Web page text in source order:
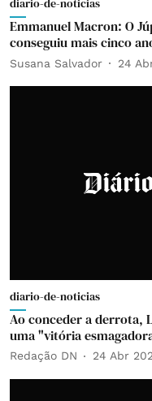
diario-de-noticias
Emmanuel Macron: O
conseguiu mais cinco
Susana Salvador 24
diario-de-noticias
Ao conceder a derrota,
uma "vitória
Redação DN 24 Abr